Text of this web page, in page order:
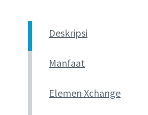
Deskripsi
Manfaat
Elemen Xchange